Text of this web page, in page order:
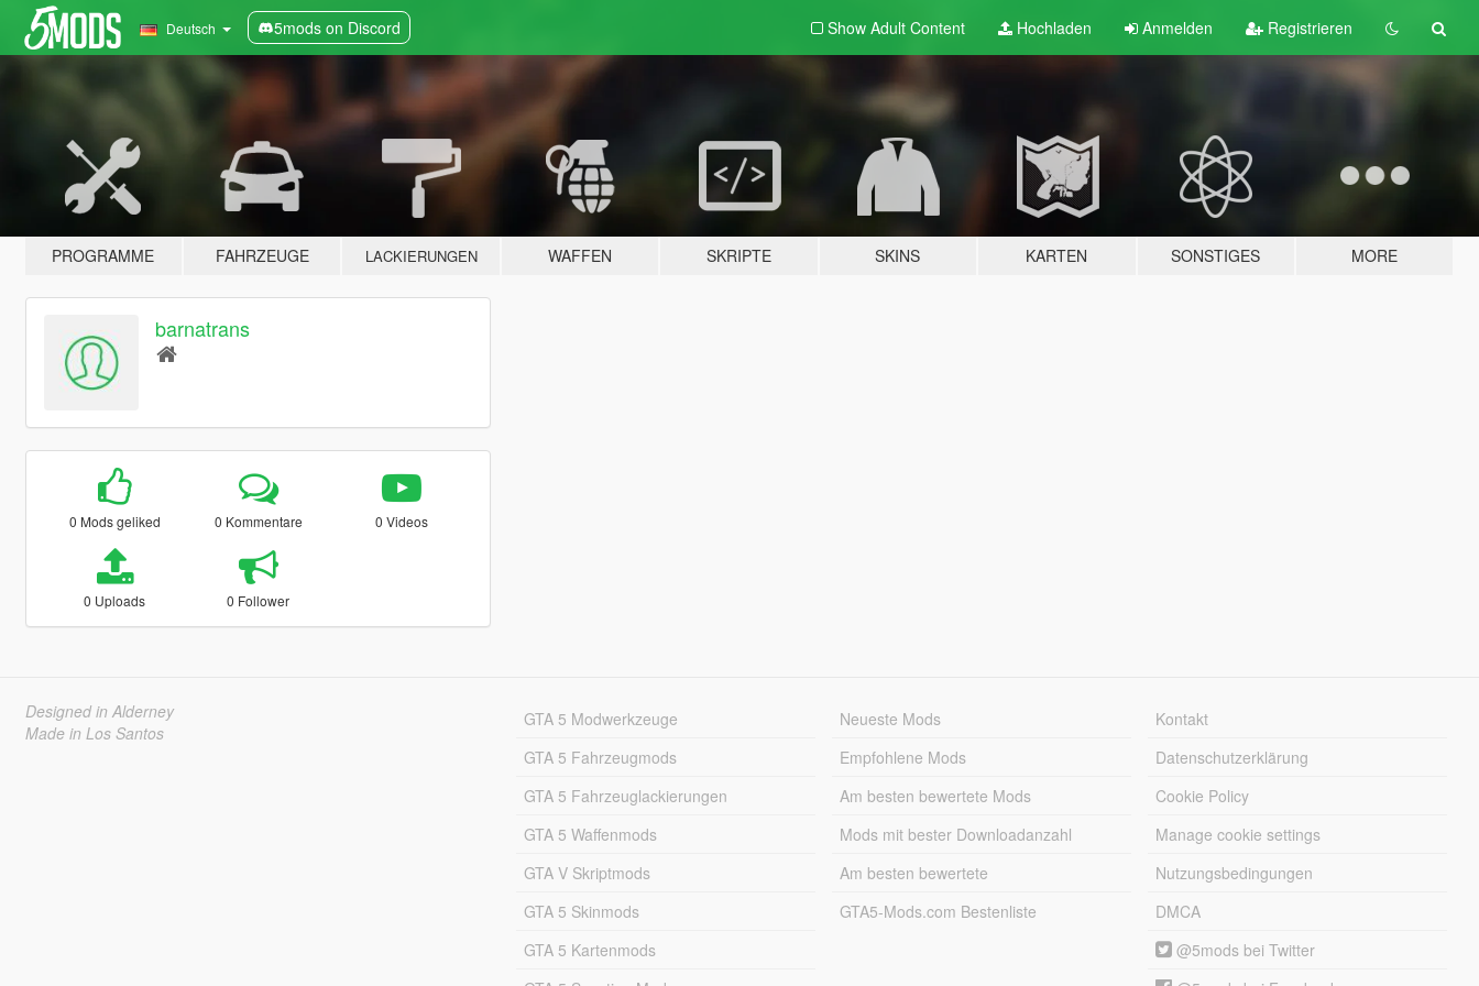
Deutsch 5mods on Discord Show Adult Content Hochladen Anmelden Registrieren
PROGRAMME FAHRZEUGE LACKIERUNGEN WAFFEN SKRIPTE SKINS KARTEN SONSTIGES MORE
barnatrans
0 Mods geliked 0 Kommentare 0 Videos
0 Uploads 0 Follower
Designed in Alderney
Made in Los Santos
GTA 5 Modwerkzeuge
GTA 5 Fahrzeugmods
GTA 5 Fahrzeuglackierungen
GTA 5 Waffenmods
GTA V Skriptmods
GTA 5 Skinmods
GTA 5 Kartenmods
Neueste Mods
Empfohlene Mods
Am besten bewertete Mods
Mods mit bester Downloadanzahl
Am besten bewertete
GTA5-Mods.com Bestenliste
Kontakt
Datenschutzerklärung
Cookie Policy
Manage cookie settings
Nutzungsbedingungen
DMCA
@5mods bei Twitter